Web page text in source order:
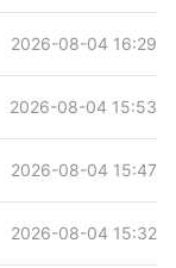
2026-08-04 16:29
2026-08-04 15:53
2026-08-04 15:47
2026-08-04 15:32